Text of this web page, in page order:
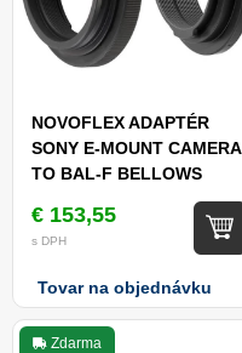
NOVOFLEX ADAPTÉR
SONY E-MOUNT CAMERA
TO BAL-F BELLOWS
(NEXA-K + AFLEX EN)
€ 153,55
s DPH
Tovar na objednávku
Zdarma